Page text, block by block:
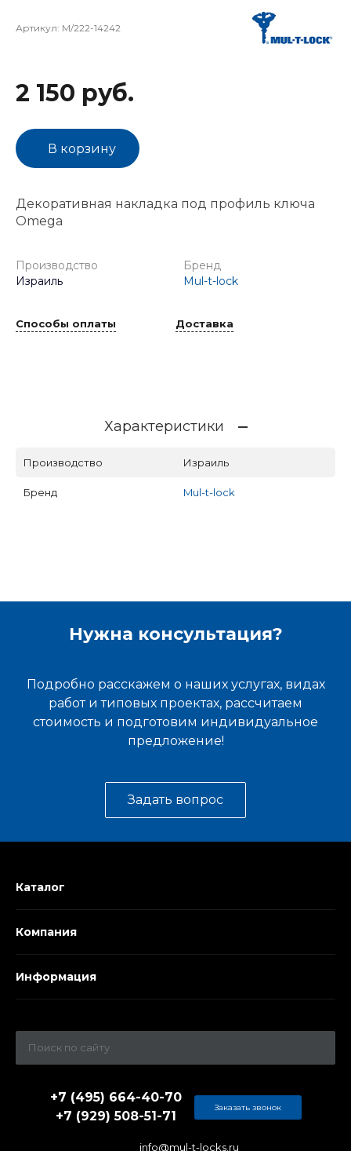
Артикул: M/222-14242
2 150 руб.
В корзину
Декоративная накладка под профиль ключа
Omega
Производство
Израиль
Бренд
Mul-t-lock
Способы оплаты Доставка
Характеристики
Производство Израиль
Бренд Mul-t-lock
Нужна консультация?
Подробно расскажем о наших услугах, видах
работ и типовых проектах, рассчитаем
стоимость и подготовим индивидуальное
предложение!
Задать вопрос
Каталог
Компания
Информация
info@mul-t-locks.ru
+7 (495) 664-40-70
+7 (929) 508-51-71
Заказать звонок